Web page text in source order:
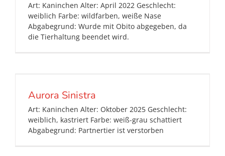
Art: Kaninchen Alter: April 2022 Geschlecht:
weiblich Farbe: wildfarben, weiße Nase
Abgabegrund: Wurde mit Obito abgegeben, da
die Tierhaltung beendet wird.
Aurora Sinistra
Art: Kaninchen Alter: Oktober 2025 Geschlecht:
weiblich, kastriert Farbe: weiß-grau schattiert
Abgabegrund: Partnertier ist verstorben